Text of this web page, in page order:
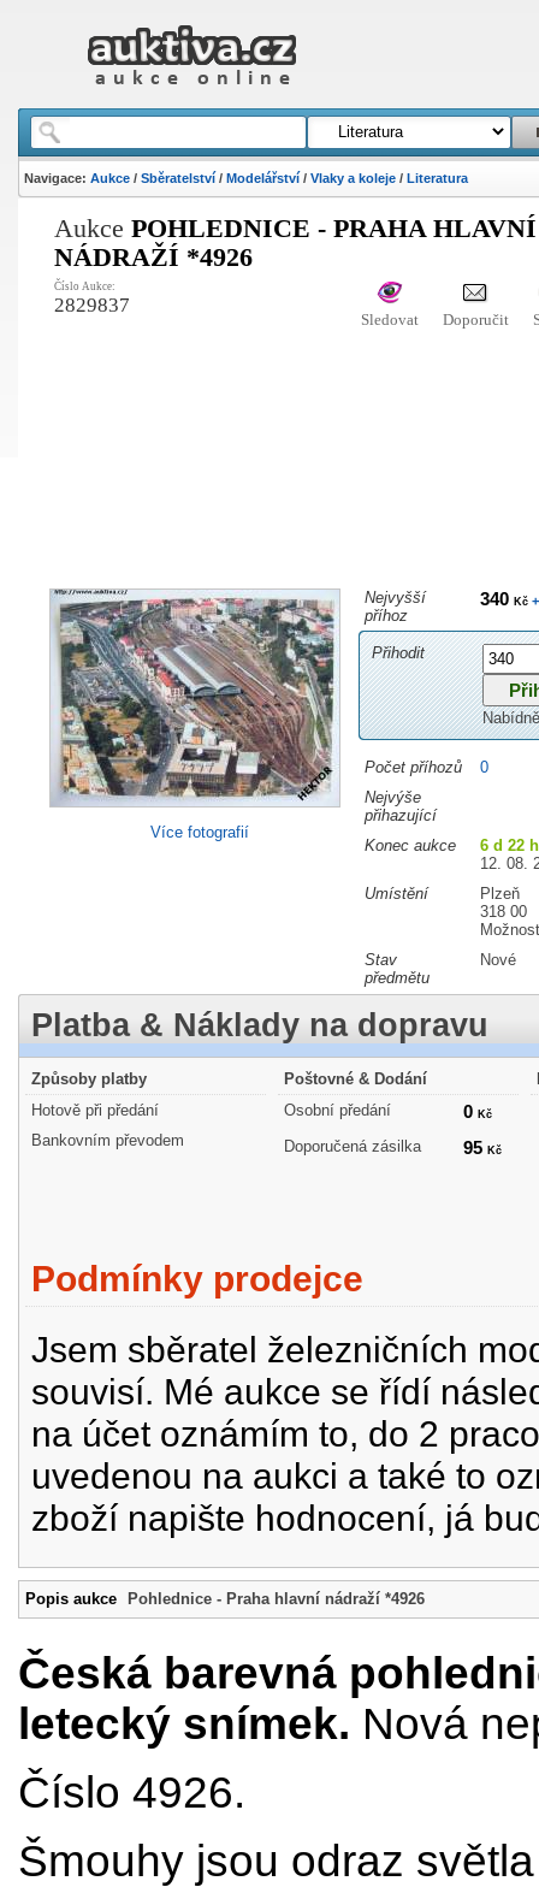
Navigace: Aukce/ Sběratelství/ Modelářství/ Vlaky a koleje/ Literatura
Aukce POHLEDNICE - PRAHA HLAVNÍ
NÁDRAŽÍ *4926
Číslo Aukce:
2829837
Sledovat Doporučit
Více fotografií
Nejvyšší
příhoz
340 Kč+
Přihodit
Počet příhozů
0
Nejvýše
přihazující
Konec aukce
6 d 22
12. 08.
Umístění
Plzeň
318 00
Stav
předmětu
Nové
Platba & Náklady na dopravu
Způsoby platby
Hotově při předání
Bankovním převodem
Poštovné & Dodání
Osobní předání
0 Kč
Doporučená zásilka 95 Kč
Podmínky prodejce
Jsem sběratel železničních
souvisí. Mé aukce se řídí
na účet oznámím to, do 2
uvedenou na aukci a také to
zboží napište hodnocení, já
Popis aukce Pohlednice - Praha hlavní nádraží *4926
Česká barevná
letecký snímek. Nová
Číslo 4926.
Šmouhy jsou odraz